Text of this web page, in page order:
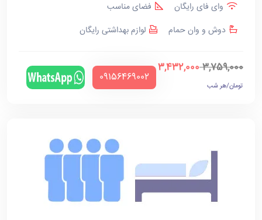
وای فای رایگان
فضای مناسب
دوش و وان حمام
لوازم بهداشتی رایگان
3,759,000
3,432,000
تومان/هر شب
‪09156469002‬